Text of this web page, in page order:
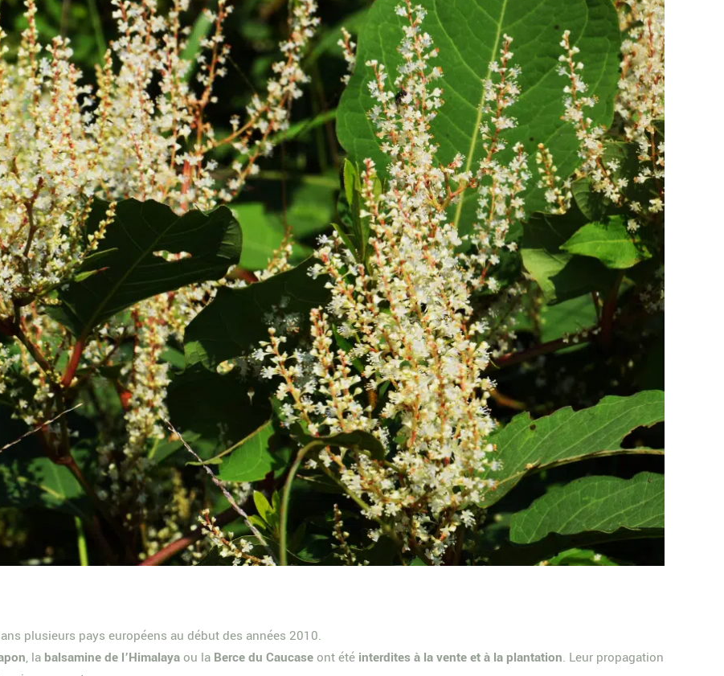
plusieurs pays européens au début des années 2010.
, la balsamine de l’Himalaya ou la Berce du Caucase ont été interdites à la vente et à la plantation. Leur propagation